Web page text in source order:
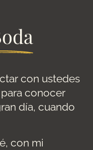
con ustedes
conocer
día, cuando
con mi